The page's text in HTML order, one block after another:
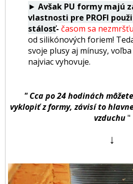
► Avšak PU formy majú
vlastnosti pre PROFI
stálosť- časom sa
od silikónových foriem!
svoje plusy aj mínusy,
najviac vyhovuje.
" Cca po 24 hodinách
vyklopiť z formy, závisí to
vzduchu"
↓